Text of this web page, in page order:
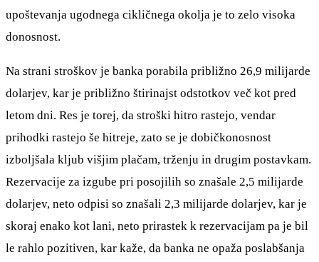
upoštevanja ugodnega cikličnega okolja je to zelo visoka
donosnost.
Na strani stroškov je banka porabila približno 26,9 milijarde
dolarjev, kar je približno štirinajst odstotkov več kot pred
letom dni. Res je torej, da stroški hitro rastejo, vendar
prihodki rastejo še hitreje, zato se je dobičkonosnost
izboljšala kljub višjim plačam, trženju in drugim postavkam.
Rezervacije za izgube pri posojilih so znašale 2,5 milijarde
dolarjev, neto odpisi so znašali 2,3 milijarde dolarjev, kar je
skoraj enako kot lani, neto prirastek k rezervacijam pa je bil
le rahlo pozitiven, kar kaže, da banka ne opaža poslabšanja